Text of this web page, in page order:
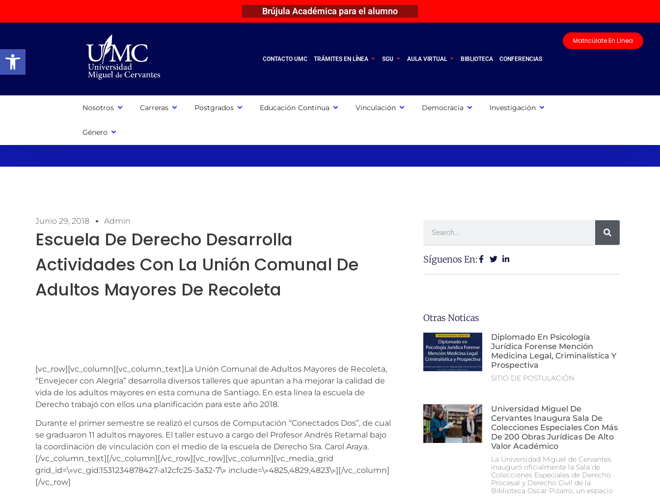
Abrir barra de herramientas
Brújula Académica para el alumno
CONTACTO UMC TRÁMITES EN LÍNEA SGU AULA VIRTUAL BIBLIOTECA CONFERENCIAS
Matricúlate En Línea
Nosotros Carreras Postgrados Educación Continua Vinculación Democracia Investigación
Género
Junio 29, 2018 Admin
Escuela De Derecho Desarrolla
Actividades Con La Unión Comunal De
Adultos Mayores De Recoleta
[vc_row][vc_column][vc_column_text]La Unión Comunal de Adultos Mayores de Recoleta,
“Envejecer con Alegría” desarrolla diversos talleres que apuntan a ha mejorar la calidad de
vida de los adultos mayores en esta comuna de Santiago. En esta línea la escuela de
Derecho trabajó con ellos una planificación para este año 2018.
Durante el primer semestre se realizó el cursos de Computación “Conectados Dos”, de cual
se graduaron 11 adultos mayores. El taller estuvo a cargo del Profesor Andrés Retamal bajo
la coordinación de vinculación con el medio de la escuela de Derecho Sra. Carol Araya.
[/vc_column_text][/vc_column][/vc_row][vc_row][vc_column][vc_media_grid
grid_id=\»vc_gid:1531234878427-a12cfc25-3a32-7\» include=\»4825,4829,4823\»][/vc_column]
[/vc_row]
Síguenos En:
Otras Noticas
Diplomado En Psicología
Jurídica Forense Mención
Medicina Legal, Criminalística Y
Prospectiva
SITIO DE POSTULACIÓN
Universidad Miguel De
Cervantes Inaugura Sala De
Colecciones Especiales Con Más
De 200 Obras Jurídicas De Alto
Valor Académico
La Universidad Miguel de Cervantes
inauguró oficialmente la Sala de
Colecciones Especiales de Derecho
Procesal y Derecho Civil de la
Biblioteca Oscar Pizarro, un espacio